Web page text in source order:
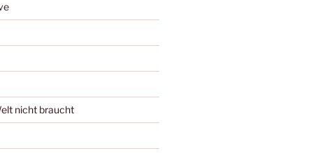
nicht braucht